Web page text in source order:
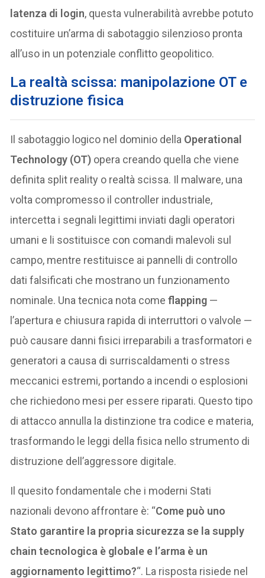
latenza di login, questa vulnerabilità avrebbe potuto
costituire un’arma di sabotaggio silenzioso pronta
all’uso in un potenziale conflitto geopolitico.
La realtà scissa: manipolazione OT e
distruzione fisica
Il sabotaggio logico nel dominio della Operational
Technology (OT) opera creando quella che viene
definita split reality o realtà scissa. Il malware, una
volta compromesso il controller industriale,
intercetta i segnali legittimi inviati dagli operatori
umani e li sostituisce con comandi malevoli sul
campo, mentre restituisce ai pannelli di controllo
dati falsificati che mostrano un funzionamento
nominale. Una tecnica nota comeflapping —
l’apertura e chiusura rapida di interruttori o valvole —
può causare danni fisici irreparabili a trasformatori e
generatori a causa di surriscaldamenti o stress
meccanici estremi, portando a incendi o esplosioni
che richiedono mesi per essere riparati. Questo tipo
di attacco annulla la distinzione tra codice e materia,
trasformando le leggi della fisica nello strumento di
distruzione dell’aggressore digitale.
Il quesito fondamentale che i moderni Stati
nazionali devono affrontare è: “Come può uno
Stato garantire la propria sicurezza se la supply
chain tecnologica è globale e l’arma è un
aggiornamento legittimo?“. La risposta risiede nel